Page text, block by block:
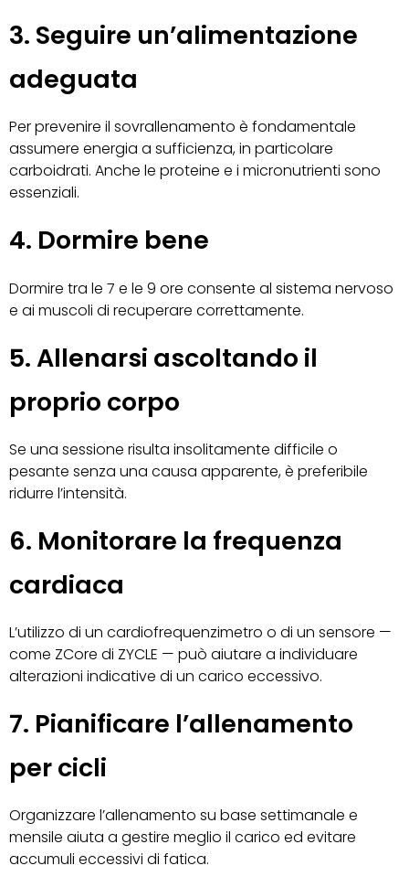
3. Seguire un’alimentazione
adeguata
Per prevenire il sovrallenamento è fondamentale
assumere energia a sufficienza, in particolare
carboidrati. Anche le proteine e i micronutrienti sono
essenziali.
4. Dormire bene
Dormire tra le 7 e le 9 ore consente al sistema nervoso
e ai muscoli di recuperare correttamente.
5. Allenarsi ascoltando il
proprio corpo
Se una sessione risulta insolitamente difficile o
pesante senza una causa apparente, è preferibile
ridurre l’intensità.
6. Monitorare la frequenza
cardiaca
L’utilizzo di un cardiofrequenzimetro o di un sensore —
come ZCore di ZYCLE — può aiutare a individuare
alterazioni indicative di un carico eccessivo.
7. Pianificare l’allenamento
per cicli
Organizzare l’allenamento su base settimanale e
mensile aiuta a gestire meglio il carico ed evitare
accumuli eccessivi di fatica.